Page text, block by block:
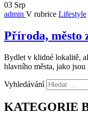
03 Srp
admin V rubrice Lifestyle
Příroda, město
Bydlet v klidné lokalitě,
hlavního města, jako
Vyhledávání
KATEGORIE